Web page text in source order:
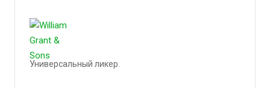
Универсальный ликер.